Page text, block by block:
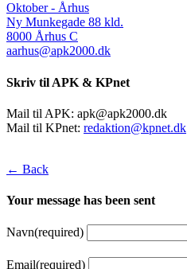
Oktober - Århus
Ny Munkegade 88 kld.
8000 Århus C
aarhus@apk2000.dk
Skriv til APK & KPnet
Mail til APK: apk@apk2000.dk
Mail til KPnet: redaktion@kpnet.dk
← Back
Your message has been sent
Navn(required)
Email(required)